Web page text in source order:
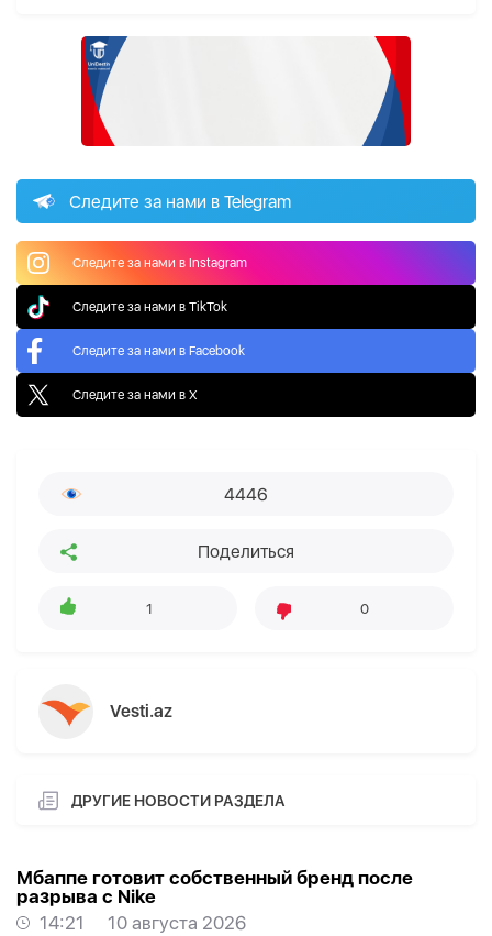
Следите за нами в Telegram
Следите за нами в Instagram
Следите за нами в TikTok
Следите за нами в Facebook
Следите за нами в X
4446
Поделиться
1 0
Vesti.az
ДРУГИЕ НОВОСТИ РАЗДЕЛА
Мбаппе готовит собственный бренд после
разрыва с Nike
14:21
10 августа 2026